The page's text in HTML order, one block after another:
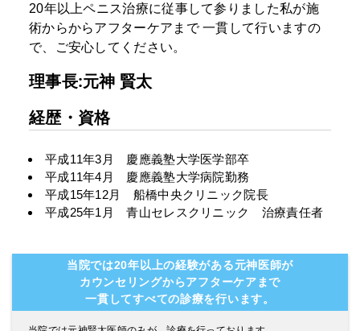
20年以上ペニス治療に従事して参りました私が施
術からからアフターケアまで一貫して行いますの
で、ご安心してください。
理事長:元神 賢太
経歴・資格
平成11年3月 慶應義塾大学医学部卒
平成11年4月 慶應義塾大学病院勤務
平成15年12月 船橋中央クリニック院長
平成25年1月 青山セレスクリニック 治療責任者
当院では20年以上の経験がある元神医師が
カウンセリングからアフターケアまで
一貫してすべての診療を行います。